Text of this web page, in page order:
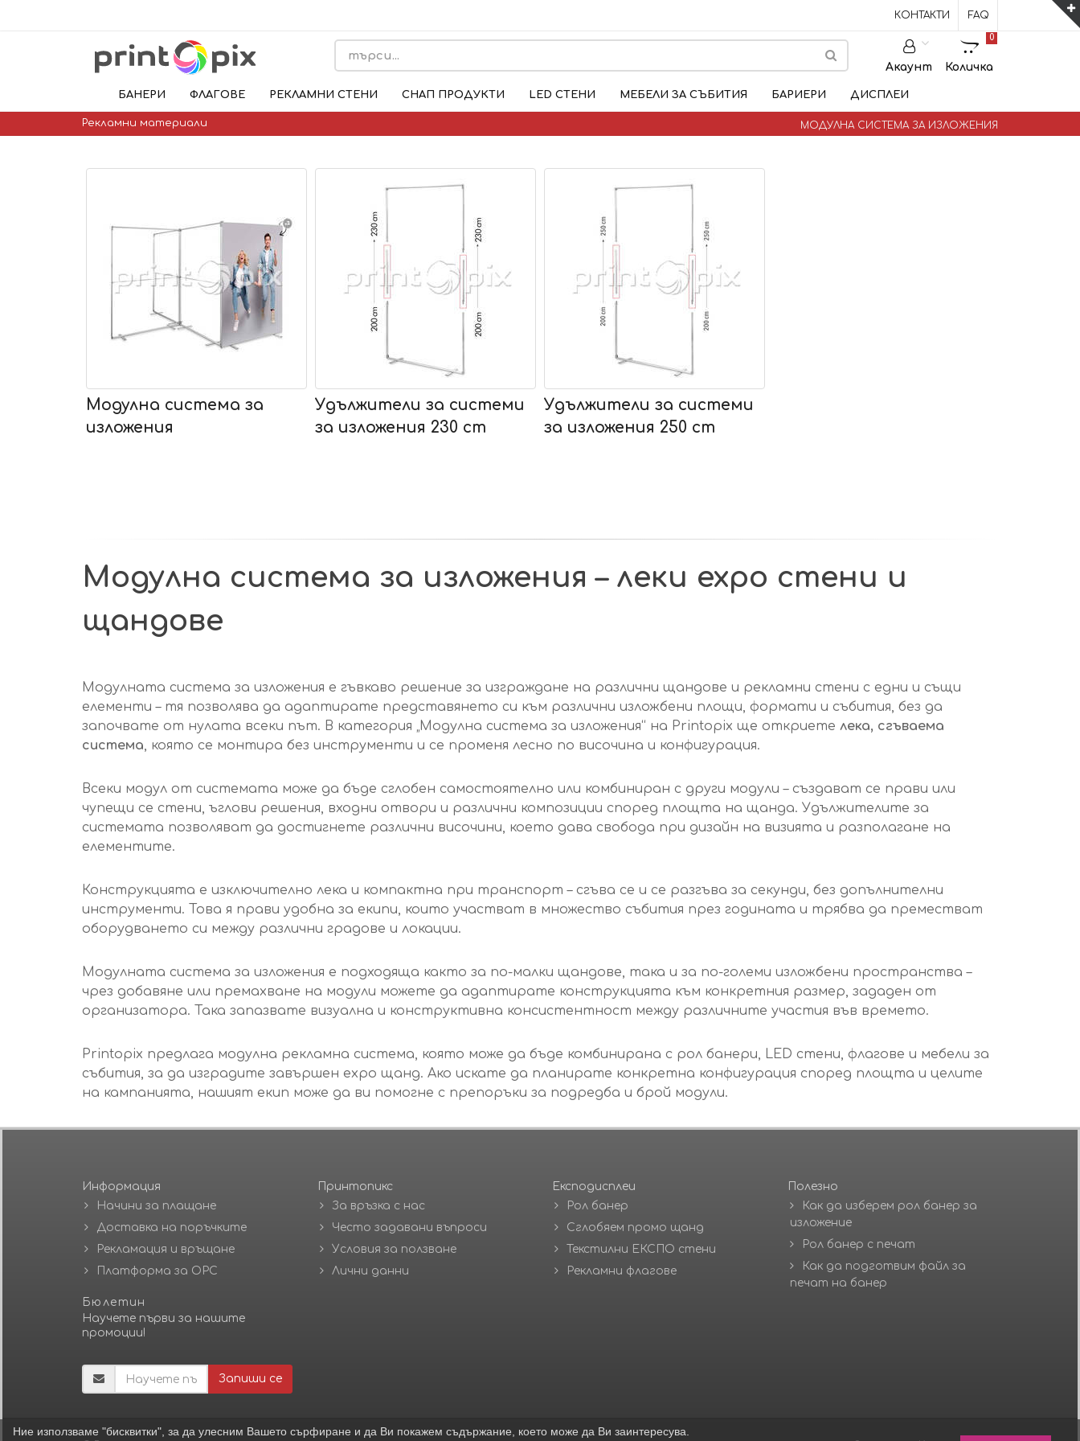
КОНТАКТИ FAQ
Акаунт
0
Количка
БАНЕРИ ФЛАГОВЕ РЕКЛАМНИ СТЕНИ СНАП ПРОДУКТИ LED СТЕНИ МЕБЕЛИ ЗА СЪБИТИЯ БАРИЕРИ ДИСПЛЕИ
МОДУЛНА СИСТЕМА ЗА ИЗЛОЖЕНИЯ
Рекламни материали
Модулна система за
изложения
Удължители за системи
за изложения 230 cm
Удължители за системи
за изложения 250 cm
Модулна система за изложения – леки expo стени и
щандове
Модулната система за изложения е гъвкаво решение за изграждане на различни щандове и рекламни стени с едни и същи
елементи – тя позволява да адаптирате представянето си към различни изложбени площи, формати и събития, без да
започвате от нулата всеки път. В категория „Модулна система за изложения“ на Printopix ще откриете лека, сгъваема
система, която се монтира без инструменти и се променя лесно по височина и конфигурация.
Всеки модул от системата може да бъде сглобен самостоятелно или комбиниран с други модули – създават се прави или
чупещи се стени, ъглови решения, входни отвори и различни композиции според площта на щанда. Удължителите за
системата позволяват да достигнете различни височини, което дава свобода при дизайн на визията и разполагане на
елементите.
Конструкцията е изключително лека и компактна при транспорт – сгъва се и се разгъва за секунди, без допълнителни
инструменти. Това я прави удобна за екипи, които участват в множество събития през годината и трябва да преместват
оборудването си между различни градове и локации.
Модулната система за изложения е подходяща както за по-малки щандове, така и за по-големи изложбени пространства –
чрез добавяне или премахване на модули можете да адаптирате конструкцията към конкретния размер, зададен от
организатора. Така запазвате визуална и конструктивна консистентност между различните участия във времето.
Printopix предлага модулна рекламна система, която може да бъде комбинирана с рол банери, LED стени, флагове и мебели за
събития, за да изградите завършен expo щанд. Ако искате да планирате конкретна конфигурация според площта и целите
на кампанията, нашият екип може да ви помогне с препоръки за подредба и брой модули.
Информация
Начини за плащане
Доставка на поръчките
Рекламация и връщане
Платформа за ОРС
Принтопикс
За връзка с нас
Често задавани въпроси
Условия за ползване
Лични данни
Експодисплеи
Рол банер
Сглобяем промо щанд
Текстилни ЕКСПО стени
Рекламни флагове
Полезно
Как да изберем рол банер за
изложение
Рол банер с печат
Как да подготвим файл за
печат на банер
Бюлетин
Научете първи за нашите
промоции!
Запиши се
Ние използваме "бисквитки", за да улесним Вашето сърфиране и да Ви покажем съдържание, което може да Ви заинтересува.